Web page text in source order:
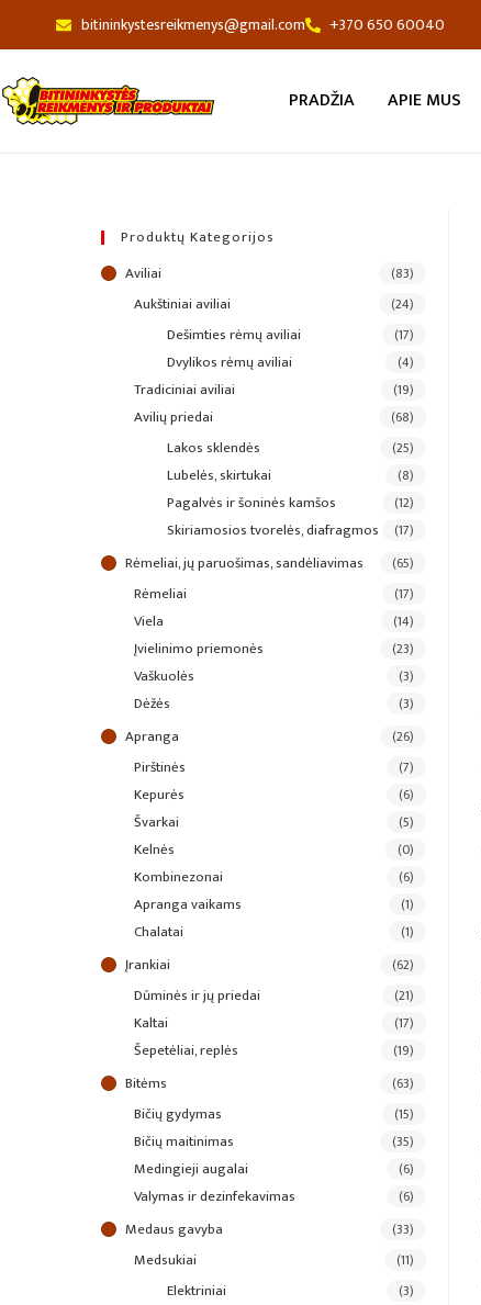
bitininkystesreikmenys@gmail.com +370 650 60040
PRADŽIA APIE MUS
Produktų Kategorijos
aviliai
(83)
aukštiniai aviliai (24)
dešimties rėmų aviliai (17)
dvylikos rėmų aviliai (4)
tradiciniai aviliai (19)
avilių priedai (68)
lakos sklendės (25)
lubelės, skirtukai (8)
pagalvės ir šoninės kamšos (12)
skiriamosios tvorelės, diafragmos (17)
rėmeliai, jų paruošimas, sandėliavimas (65)
rėmeliai (17)
viela (14)
įvielinimo priemonės (23)
vaškuolės (3)
dėžės (3)
apranga (26)
pirštinės (7)
kepurės (6)
švarkai (5)
kelnės (0)
kombinezonai (6)
apranga vaikams (1)
chalatai (1)
įrankiai (62)
dūminės ir jų priedai (21)
kaltai (17)
šepetėliai, replės (19)
bitėms (63)
bičių gydymas (15)
bičių maitinimas (35)
medingieji augalai (6)
valymas ir dezinfekavimas (6)
medaus gavyba (33)
medsukiai (11)
elektriniai (3)